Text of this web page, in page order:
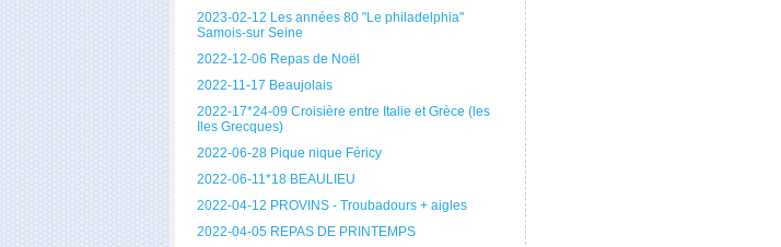
2023-02-12 Les années 80 "Le philadelphia"
Samois-sur Seine
2022-12-06 Repas de Noël
2022-11-17 Beaujolais
2022-17*24-09 Croisière entre Italie et Grèce (les
Iles Grecques)
2022-06-28 Pique nique Féricy
2022-06-11*18 BEAULIEU
2022-04-12 PROVINS - Troubadours + aigles
2022-04-05 REPAS DE PRINTEMPS